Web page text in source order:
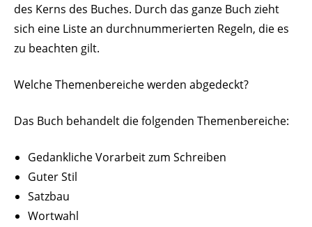
des Kerns des Buches. Durch das ganze Buch zieht
sich eine Liste an durch­num­me­rierten Regeln, die es
zu beachten gilt.
Welche Themen­be­reiche werden abgedeckt?
Das Buch behandelt die folgenden Themenbereiche:
Gedank­liche Vorarbeit zum Schreiben
Guter Stil
Satzbau
Wortwahl